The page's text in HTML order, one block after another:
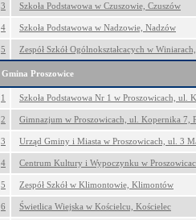
3 Szkoła Podstawowa w Czuszowie, Czuszów
4 Szkoła Podstawowa w Nadzowie, Nadzów
5 Zespół Szkół Ogólnokształcacych w
Gmina Proszowice
1 Szkoła Podstawowa Nr 1 w Proszowicach, ul.
2 Gimnazjum w Proszowicach, ul. Kopernika 7,
3 Urząd Gminy i Miasta w Proszowicach, ul. 3
4 Centrum Kultury i Wypoczynku w
5 Zespół Szkół w Klimontowie, Klimontów
6 Świetlica Wiejska w Kościelcu, Kościelec